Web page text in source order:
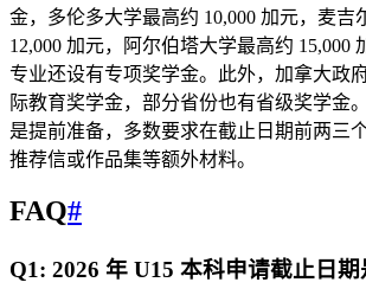
金，多伦多大学最高约 10,000 加元，麦吉
12,000 加元，阿尔伯塔大学最高约 15,000
专业还设有专项奖学金。此外，加拿大政
际教育奖学金，部分省份也有省级奖学金
是提前准备，多数要求在截止日期前两三
推荐信或作品集等额外材料。
FAQ#
Q1: 2026 年 U15 本科申请截止日期